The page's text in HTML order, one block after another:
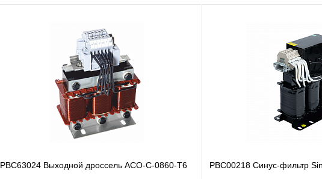
PBC63024 Выходной дроссель ACO-C-0860-T6 PBC00218 Синус-фильтр